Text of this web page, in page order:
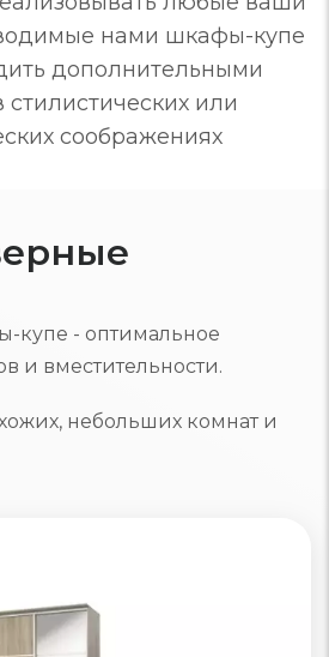
нами шкафы-купе
дополнительными
или
соображениях
купе - оптимальное
и вместительности.
небольших комнат и